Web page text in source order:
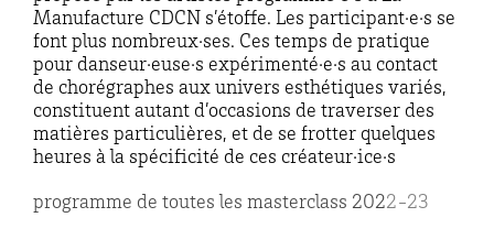
Manufacture CDCN s’étoffe. Les participant·e·s se
font plus nombreux·ses. Ces temps de pratique
pour danseur·euse·s expérimenté·e·s au contact
de chorégraphes aux univers esthétiques variés,
constituent autant d’occasions de traverser des
matières particulières, et de se frotter quelques
heures à la spécificité de ces créateur·ice·s
programme de toutes les masterclass 2022-23